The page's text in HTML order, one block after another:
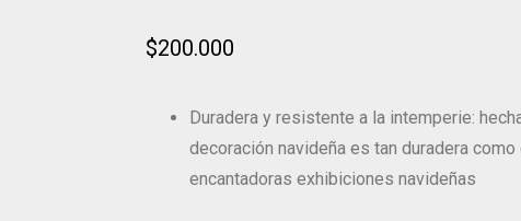
$200.000
Duradera y resistente a la intemperie:
decoración navideña es tan duradera
encantadoras exhibiciones navideñas